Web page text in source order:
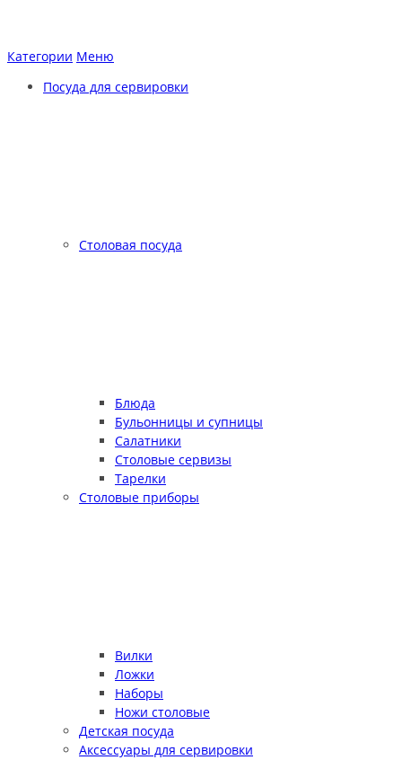
Категории Меню
Посуда для сервировки
Столовая посуда
Блюда
Бульонницы и супницы
Салатники
Столовые сервизы
Тарелки
Столовые приборы
Вилки
Ложки
Наборы
Ножи столовые
Детская посуда
Аксессуары для сервировки